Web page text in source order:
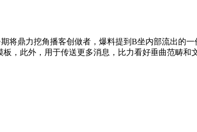
鼎力挖角播客创做者，爆料提到B坐内部流出的一
，此外，用于传送更多消息，比力看好垂曲范畴